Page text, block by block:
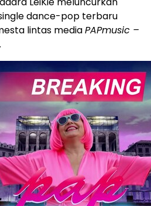
single dance-pop terbaru
lintas mediaPAPmusic –
.